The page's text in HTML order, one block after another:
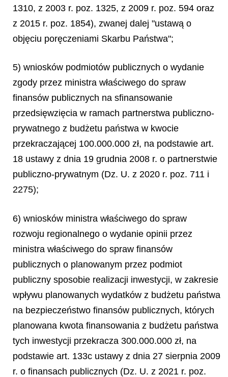
1310, z 2003 r. poz. 1325, z 2009 r. poz. 594 oraz
z 2015 r. poz. 1854), zwanej dalej "ustawą o
objęciu poręczeniami Skarbu Państwa";
5) wniosków podmiotów publicznych o wydanie
zgody przez ministra właściwego do spraw
finansów publicznych na sfinansowanie
przedsięwzięcia w ramach partnerstwa publiczno-
prywatnego z budżetu państwa w kwocie
przekraczającej 100.000.000 zł, na podstawie art.
18 ustawy z dnia 19 grudnia 2008 r. o partnerstwie
publiczno-prywatnym (Dz. U. z 2020 r. poz. 711 i
2275);
6) wniosków ministra właściwego do spraw
rozwoju regionalnego o wydanie opinii przez
ministra właściwego do spraw finansów
publicznych o planowanym przez podmiot
publiczny sposobie realizacji inwestycji, w zakresie
wpływu planowanych wydatków z budżetu państwa
na bezpieczeństwo finansów publicznych, których
planowana kwota finansowania z budżetu państwa
tych inwestycji przekracza 300.000.000 zł, na
podstawie art. 133c ustawy z dnia 27 sierpnia 2009
r. o finansach publicznych (Dz. U. z 2021 r. poz.